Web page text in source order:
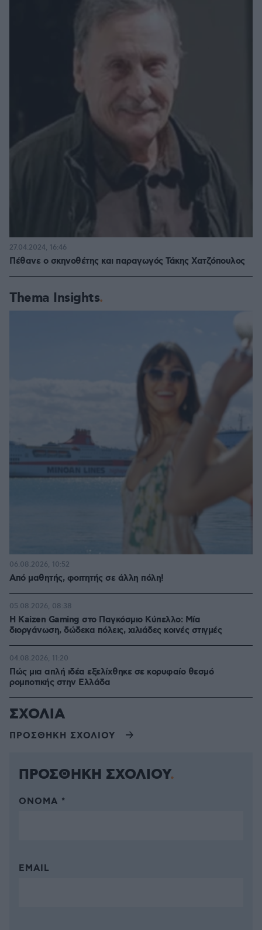
Πέθανε ο σκηνοθέτης και παραγωγός Τάκης Χατζόπουλος
27.04.2024, 16:46
Thema Insights
Από μαθητής, φοιτητής σε άλλη πόλη!
06.08.2026, 10:52
H Kaizen Gaming στο Παγκόσμιο Kύπελλο: Μία
διοργάνωση, δώδεκα πόλεις, χιλιάδες κοινές στιγμές
05.08.2026, 08:38
Πώς μια απλή ιδέα εξελίχθηκε σε κορυφαίο θεσμό
ρομποτικής στην Ελλάδα
04.08.2026, 11:20
ΣΧΟΛΙΑ
ΠΡΟΣΘΗΚΗ ΣΧΟΛΙΟΥ
ΠΡΟΣΘΗΚΗ ΣΧΟΛΙΟΥ
ΌΝΟΜΑ *
EMAIL